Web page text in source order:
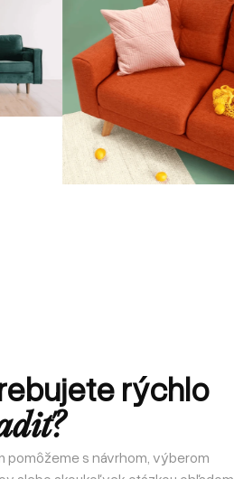
rýchlo
pomôžeme s návrhom, výberom